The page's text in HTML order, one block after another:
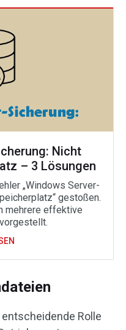
Nicht
– 3 Lösungen
„Windows Server-
gestoßen.
mehrere effektive
Rolle